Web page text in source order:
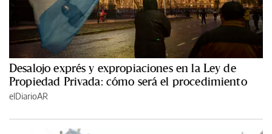
Desalojo exprés y expropiaciones en la Ley de
Propiedad Privada: cómo será el procedimiento
elDiarioAR